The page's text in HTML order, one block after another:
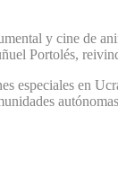
y cine de
Portolés,
especiales en